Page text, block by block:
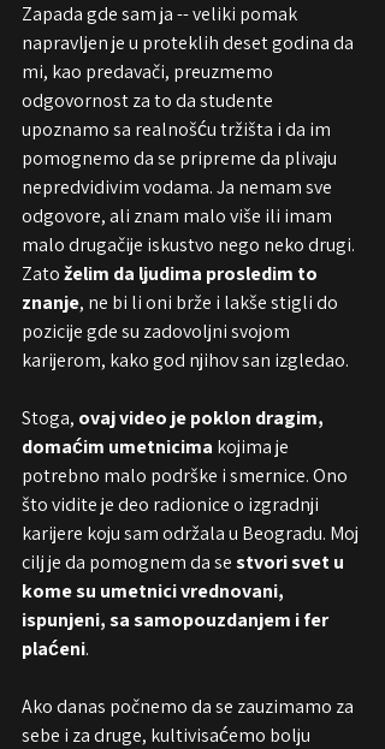
Zapada gde sam ja -- veliki pomak
napravljen je u proteklih deset godina da
mi, kao predavači, preuzmemo
odgovornost za to da studente
upoznamo sa realnošću tržišta i da im
pomognemo da se pripreme da plivaju
nepredvidivim vodama. Ja nemam sve
odgovore, ali znam malo više ili imam
malo drugačije iskustvo nego neko drugi.
Zato želim da ljudima prosledim to
znanje, ne bi li oni brže i lakše stigli do
pozicije gde su zadovoljni svojom
karijerom, kako god njihov san izgledao.
Stoga, ovaj video je poklon dragim,
domaćim umetnicima kojima je
potrebno malo podrške i smernice. Ono
što vidite je deo radionice o izgradnji
karijere koju sam održala u Beogradu. Moj
cilj je da pomognem da se stvori svet u
kome su umetnici vrednovani,
ispunjeni, sa samopouzdanjem i fer
plaćeni.
Ako danas počnemo da se zauzimamo za
sebe i za druge, kultivisaćemo bolju